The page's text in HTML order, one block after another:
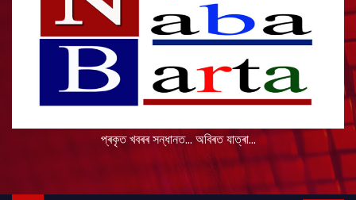
প্ৰকৃত খবৰৰ সন্ধানত... অবিৰত যাত্ৰা...